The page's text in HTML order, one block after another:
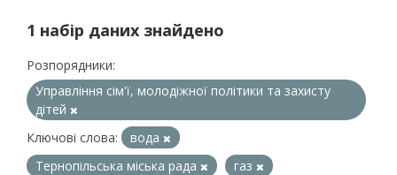
1 набір даних знайдено
Розпорядники:
Управління сім'ї, молодіжної політики та захисту
дітей
Ключові слова:
вода
Тернопільська міська рада
газ